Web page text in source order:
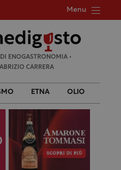
Menu
per:
ENOGASTRONOMIA •
CARRERA
ETNA OLIO